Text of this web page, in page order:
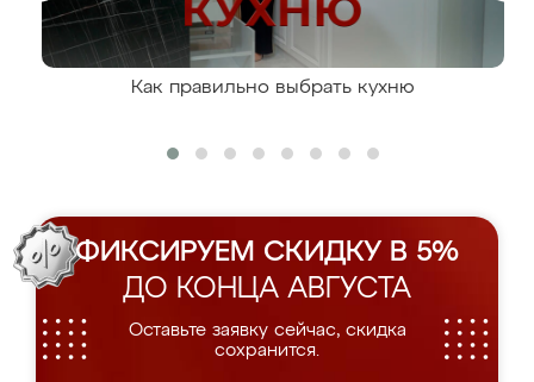
Как правильно выбрать кухню
ФИКСИРУЕМ СКИДКУ В 5%
ДО КОНЦА АВГУСТА
Оставьте заявку сейчас, скидка
сохранится.